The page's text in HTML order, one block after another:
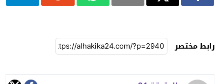
رابط مختصر